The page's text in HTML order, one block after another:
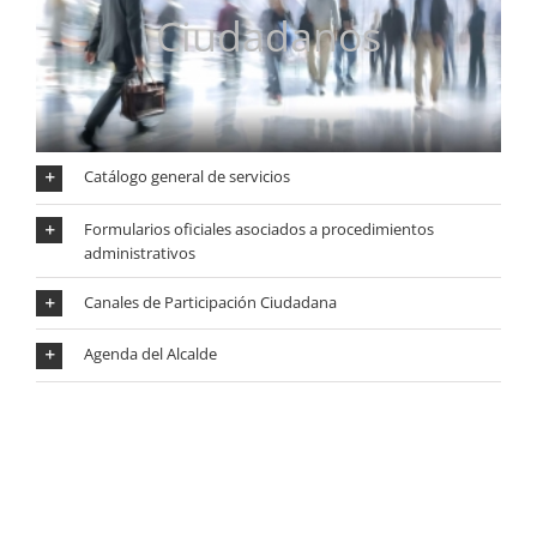
Ciudadanos
Catálogo general de servicios
Formularios oficiales asociados a procedimientos
administrativos
Canales de Participación Ciudadana
Agenda del Alcalde